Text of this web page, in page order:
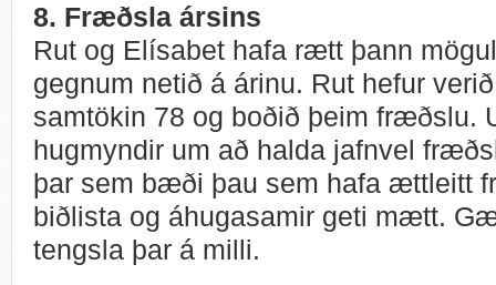
8. Fræðsla ársins
Rut og Elísabet hafa rætt þann
gegnum netið á árinu. Rut hefur
samtökin 78 og boðið þeim fræðslu.
hugmyndir um að halda jafnvel
þar sem bæði þau sem hafa ættleitt
biðlista og áhugasamir geti mætt.
tengsla þar á milli.